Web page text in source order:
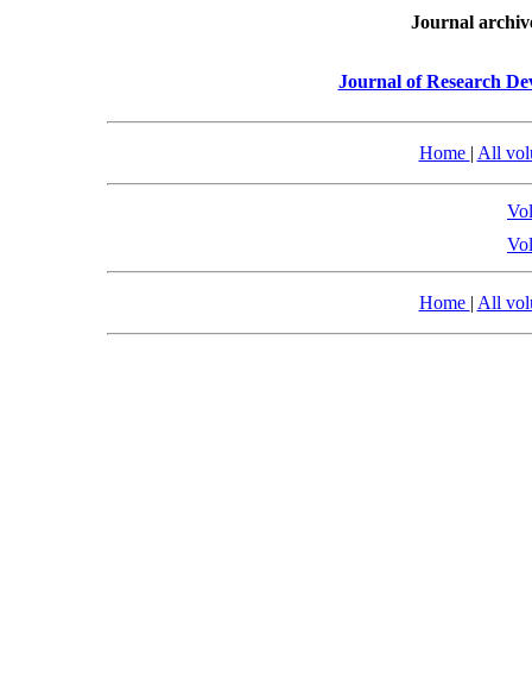
Journal
Journal of Research
Home | All
Home | All